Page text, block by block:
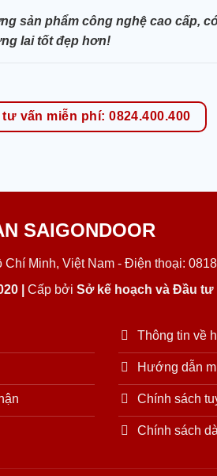
sản phẩm công nghệ cao cấp,
lai tốt đẹp hơn!
vấn miễn phí: 0824.400.400
SAIGONDOOR
Minh, Việt Nam - Điện thoại:
| Cấp bởi Sở kế hoạch và Đầu tư
Thông tin về
Hướng dẫn
Chính sách
Chính sách